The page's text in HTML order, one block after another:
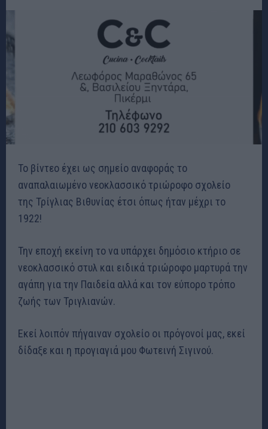
Το βίντεο έχει ως σημείο αναφοράς το
αναπαλαιωμένο νεοκλασσικό τριώροφο σχολείο
της Τρίγλιας Βιθυνίας έτσι όπως ήταν μέχρι το
1922!
Την εποχή εκείνη το να υπάρχει δημόσιο κτήριο σε
νεοκλασσικό στυλ και ειδικά τριώροφο μαρτυρά την
αγάπη για την Παιδεία αλλά και τον εύπορο τρόπο
ζωής των Τριγλιανών.
Εκεί λοιπόν πήγαιναν σχολείο οι πρόγονοί μας, εκεί
δίδαξε και η προγιαγιά μου Φωτεινή Σιγινού.